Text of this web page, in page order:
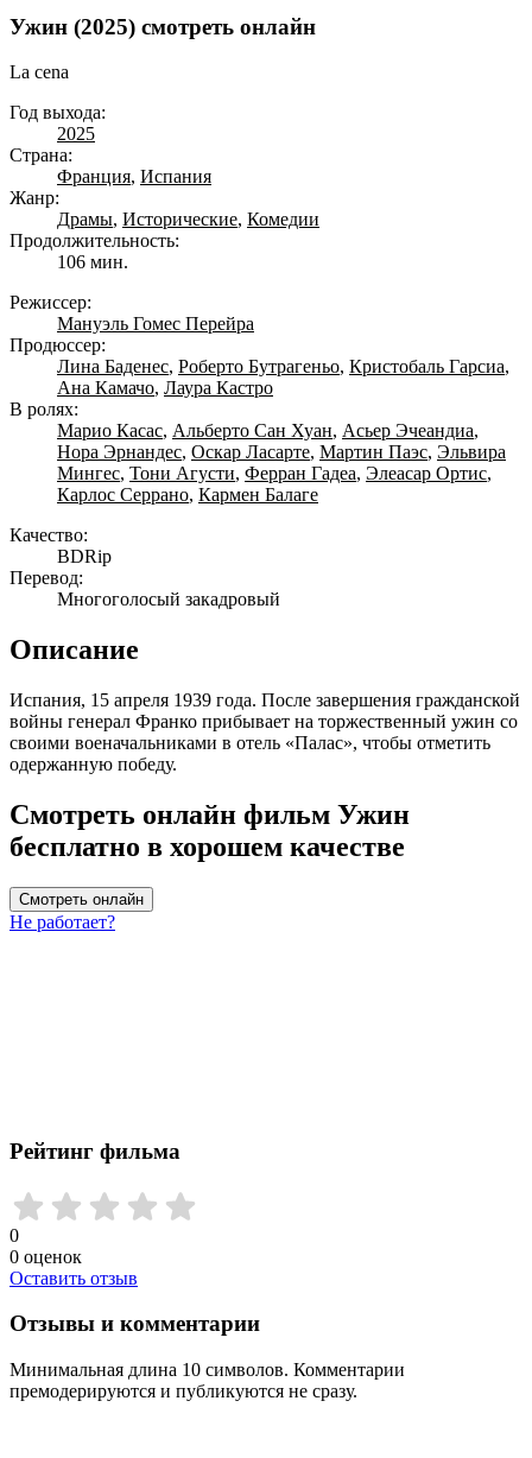
Ужин (2025) смотреть онлайн
La cena
Год выхода:
2025
Страна:
Франция, Испания
Жанр:
Драмы, Исторические, Комедии
Продолжительность:
106 мин.
Режиссер:
Мануэль Гомес Перейра
Продюссер:
Лина Баденес, Роберто Бутрагеньо, Кристобаль Гарсиа,
Ана Камачо, Лаура Кастро
В ролях:
Марио Касас, Альберто Сан Хуан, Асьер Эчеандиа,
Нора Эрнандес, Оскар Ласарте, Мартин Паэс, Эльвира
Мингес, Тони Агусти, Ферран Гадеа, Элеасар Ортис,
Карлос Серрано, Кармен Балаге
Качество:
BDRip
Перевод:
Многоголосый закадровый
Описание
Испания, 15 апреля 1939 года. После завершения гражданской
войны генерал Франко прибывает на торжественный ужин со
своими военачальниками в отель «Палас», чтобы отметить
одержанную победу.
Смотреть онлайн фильм Ужин
бесплатно в хорошем качестве
Смотреть онлайн
Не работает?
Рейтинг фильма
0
0 оценок
Оставить отзыв
Отзывы и комментарии
Минимальная длина 10 символов. Комментарии
премодерируются и публикуются не сразу.